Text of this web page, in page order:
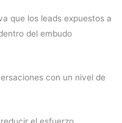
que los leads expuestos a
del embudo
con un nivel de